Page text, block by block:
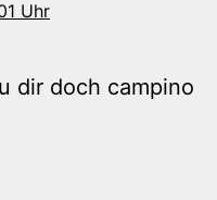
Uhr
dir doch campino